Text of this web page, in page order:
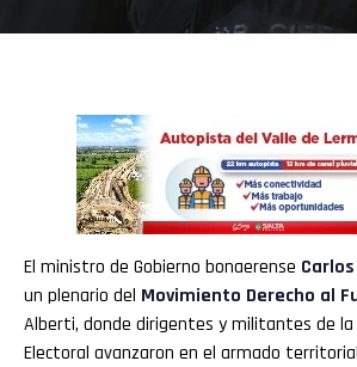
El ministro de Gobierno bonaerense
un plenario del Movimiento Derecho al
Alberti, donde dirigentes y militantes de la
Electoral avanzaron en el armado